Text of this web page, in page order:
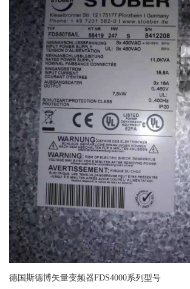
德国斯德博矢量变频器FDS4000系列型号